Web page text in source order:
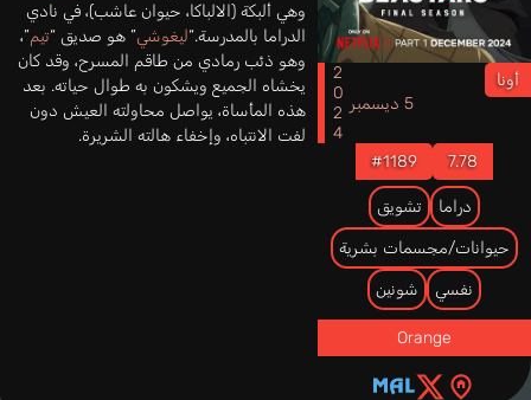
أونا
5 ديسمبر
2024
7.78
#1189
دراما تشويق
حيوانات/مجسمات بشرية
نفسي شونين
Orange
وهي ألبكة (الالباكا، حيوان عاشب)، في نادي
الدراما بالمدرسة.“ليغوشي” هو صديق “تيم”،
وهو ذئب رمادي من طاقم المسرح، وقد كان
يخشاه الجميع ويشكون به طوال حياته. بعد
هذه المأساة، يواصل محاولته العيش دون
لفت الانتباه، وإخفاء هالته الشريرة.